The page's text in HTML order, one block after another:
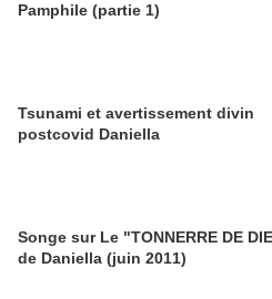
Pamphile (partie 1)
Tsunami et avertissement divin
postcovid Daniella
Songe sur Le "TONNERRE DE
de Daniella (juin 2011)